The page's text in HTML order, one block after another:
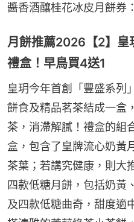
醬香酒釀桂花冰皮月餅券
月餅推薦2026【2】
禮盒！早鳥買4送1
皇玥今年首創「豐盛系列
餅食及精品茗茶結成一盒
茶，消滯解膩！禮盒的組
盒，包含了皇牌流心奶黃
茶葉；若講究健康，則大
四款低糖月餅，包括奶黃
及四款低糖曲奇，甜度適